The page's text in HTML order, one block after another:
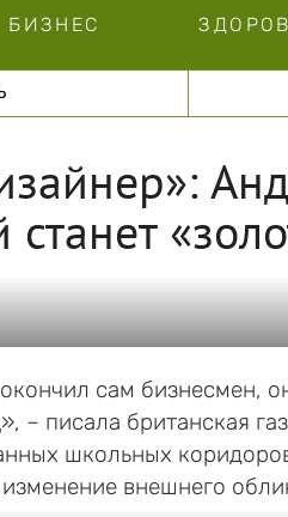
БИЗНЕС
станет
сам бизнесмен,
– писала британская
школьных
внешнего